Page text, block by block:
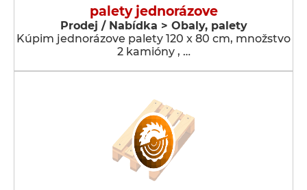
palety jednorázove
Prodej / Nabídka > Obaly, palety
Kúpim jednorázove palety 120 x 80 cm, množstvo
2 kamióny , …